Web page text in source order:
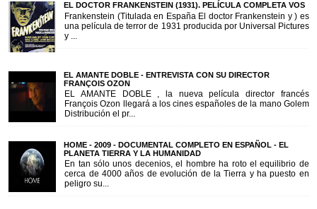
EL DOCTOR FRANKENSTEIN (1931). PELÍCULA COMPLETA VOS
Frankenstein (Titulada en España El doctor Frankenstein y ) es
una película de terror de 1931 producida por Universal Pictures
y ...
EL AMANTE DOBLE - ENTREVISTA CON SU DIRECTOR
FRANÇOIS OZON
EL AMANTE DOBLE , la nueva película director francés
François Ozon llegará a los cines españoles de la mano Golem
Distribución el pr...
HOME - 2009 - DOCUMENTAL COMPLETO EN ESPAÑOL - EL
PLANETA TIERRA Y LA HUMANIDAD
En tan sólo unos decenios, el hombre ha roto el equilibrio de
cerca de 4000 años de evolución de la Tierra y ha puesto en
peligro su...